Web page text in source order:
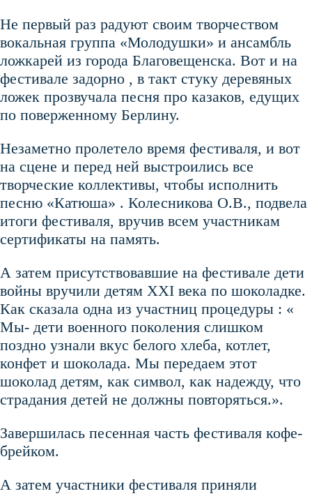
Не первый раз радуют своим творчеством
вокальная группа «Молодушки» и ансамбль
ложкарей из города Благовещенска. Вот и на
фестивале задорно , в такт стуку деревяных
ложек прозвучала песня про казаков, едущих
по поверженному Берлину.
Незаметно пролетело время фестиваля, и вот
на сцене и перед ней выстроились все
творческие коллективы, чтобы исполнить
песню «Катюша» . Колесникова О.В., подвела
итоги фестиваля, вручив всем участникам
сертификаты на память.
А затем присутствовавшие на фестивале дети
войны вручили детям XXI века по шоколадке.
Как сказала одна из участниц процедуры : «
Мы- дети военного поколения слишком
поздно узнали вкус белого хлеба, котлет,
конфет и шоколада. Мы передаем этот
шоколад детям, как символ, как надежду, что
страдания детей не должны повторяться.».
Завершилась песенная часть фестиваля кофе-
брейком.
А затем участники фестиваля приняли